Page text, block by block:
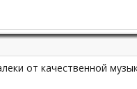
от качественной